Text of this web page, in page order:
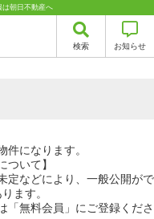
は朝日不動産へ
検索 お知らせ
件になります。
ついて】
定などにより、一般公開がで
ます。
「無料会員」にご登録くださ